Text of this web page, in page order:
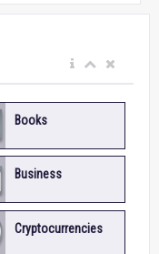
Books
Business
Cryptocurrencies